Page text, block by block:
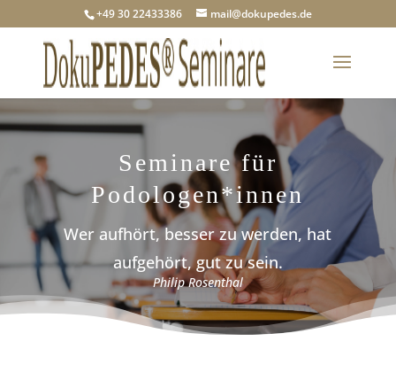
+49 30 22433386 mail@dokupedes.de
Seminare für
Podologen*innen
Wer aufhört, besser zu werden, hat
aufgehört, gut zu sein.
Philip Rosenthal